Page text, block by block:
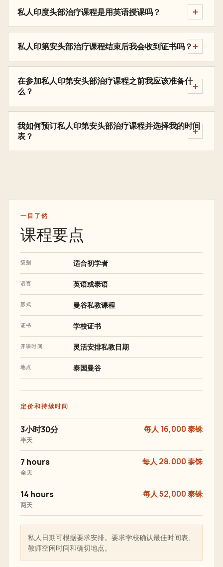
私人印度头部治疗课程是用英语授课吗？
私人印第安头部治疗课程结束后我会收到证书吗？
在参加私人印第安头部治疗课程之前我应该准备什
么？
我如何预订私人印第安头部治疗课程并选择我的时间
表？
一目了然
课程要点
级别 适合初学者
语言 英语或泰语
形式 曼谷私教课程
证书 学校证书
开课时间 灵活安排私教日期
地点 泰国曼谷
定价和持续时间
3小时30分
半天
每人 16,000 泰铢
7 hours
全天
每人 28,000 泰铢
14 hours
两天
每人 52,000 泰铢
私人日期可根据要求安排。要求学校确认最佳时间表、
教师空闲时间和确切地点。